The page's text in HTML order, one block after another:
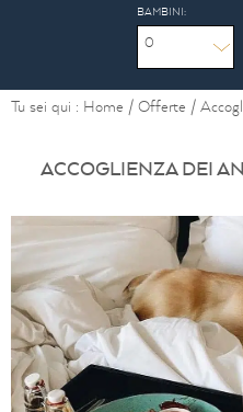
BAMBINI:
0
Tu sei qui : Home / Offerte /
ACCOGLIENZA DEI